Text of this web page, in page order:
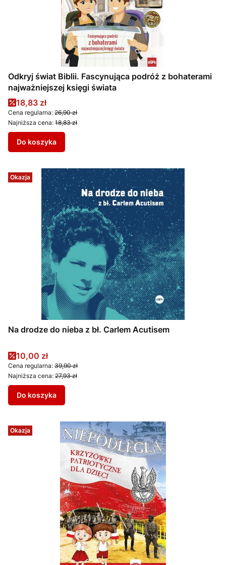
Odkryj świat Biblii. Fascynująca podróż z bohaterami
najważniejszej księgi świata
Cena promocyjna
18,83 zł
Cena regularna: 26,90 zł
Najniższa cena: 18,83 zł
Do koszyka
Okazja
Na drodze do nieba z bł. Carlem Acutisem
Cena promocyjna
10,00 zł
Cena regularna: 39,90 zł
Najniższa cena: 27,93 zł
Do koszyka
Okazja